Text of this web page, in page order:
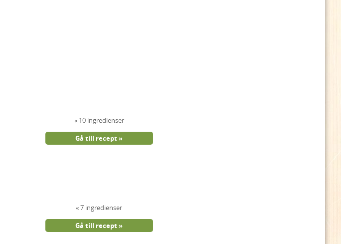
10 ingredienser
Gå till recept
7 ingredienser
Gå till recept